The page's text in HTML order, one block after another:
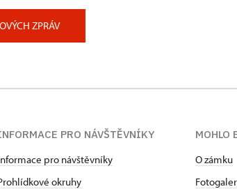
ZPRÁV
PRO NÁVŠTĚVNÍKY
pro návštěvníky
okruhy
MOHLO
O zámku